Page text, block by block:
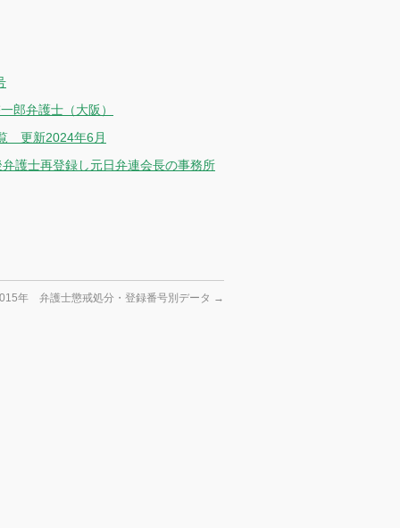
郎弁護士（大阪）
更新2024年6月
護士再登録し元日弁連会長の事務所
年 弁護士懲戒処分・登録番号別データ →